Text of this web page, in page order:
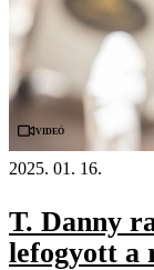
Videó
2025. 01. 16.
T. Danny
lefogyott a